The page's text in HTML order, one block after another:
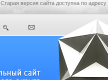
Старая версия сайта доступна по адресу